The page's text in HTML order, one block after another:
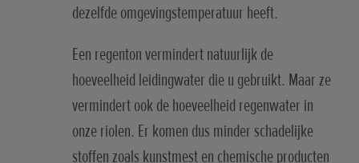
dezelfde omgevingstemperatuur heeft.
Een regenton vermindert natuurlijk de
hoeveelheid leidingwater die u gebruikt. Maar ze
vermindert ook de hoeveelheid regenwater in
onze riolen. Er komen dus minder schadelijke
stoffen zoals kunstmest en chemische producten